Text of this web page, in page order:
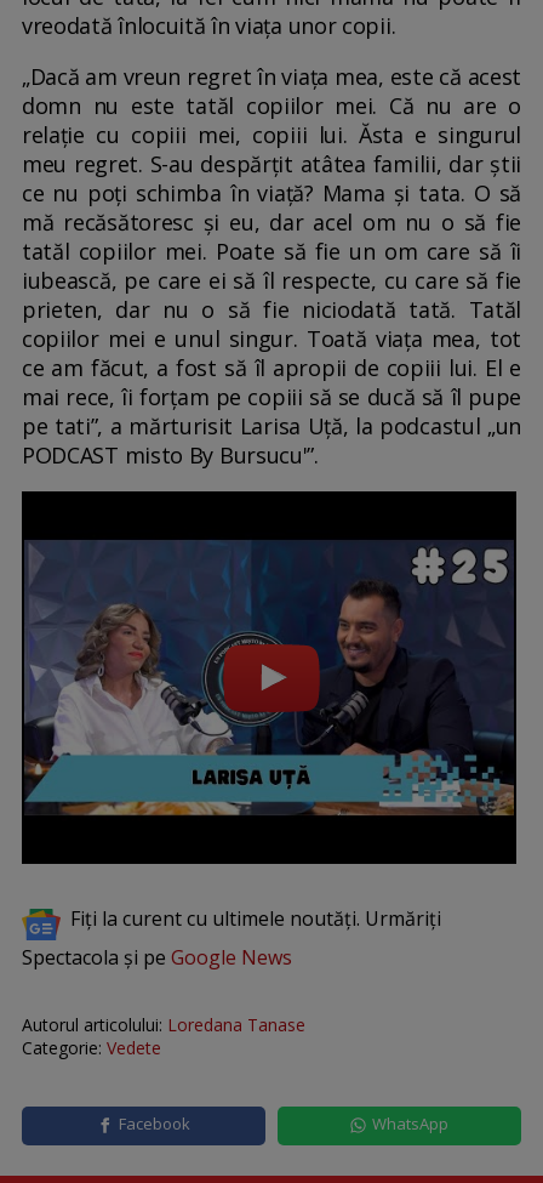
vreodată înlocuită în viața unor copii.
„Dacă am vreun regret în viața mea, este că acest
domn nu este tatăl copiilor mei. Că nu are o
relație cu copiii mei, copiii lui. Ăsta e singurul
meu regret. S-au despărțit atâtea familii, dar știi
ce nu poți schimba în viață? Mama și tata. O să
mă recăsătoresc și eu, dar acel om nu o să fie
tatăl copiilor mei. Poate să fie un om care să îi
iubească, pe care ei să îl respecte, cu care să fie
prieten, dar nu o să fie niciodată tată. Tatăl
copiilor mei e unul singur. Toată viața mea, tot
ce am făcut, a fost să îl apropii de copiii lui. El e
mai rece, îi forțam pe copiii să se ducă să îl pupe
pe tati”, a mărturisit Larisa Uță, la podcastul „un
PODCAST misto By Bursucu'”.
Fiți la curent cu ultimele noutăți. Urmăriți
Spectacola și pe Google News
Autorul articolului: Loredana Tanase
Categorie: Vedete
Facebook WhatsApp